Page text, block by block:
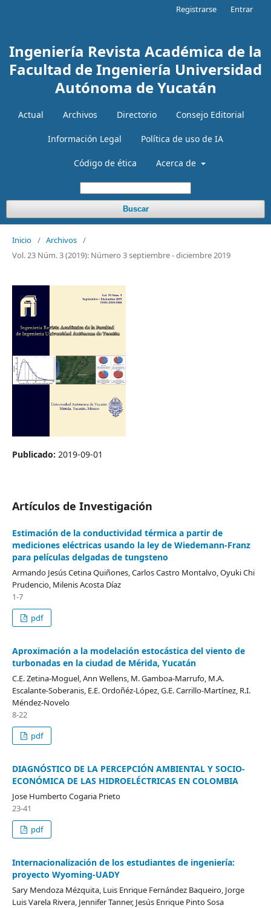
Ingeniería Revista Académica de la
Facultad de Ingeniería Universidad
Autónoma de Yucatán
Actual Archivos Directorio Consejo Editorial
Información Legal Política de uso de IA
Código de ética Acerca de
Buscar
Registrarse Entrar
Inicio / Archivos /
Vol. 23 Núm. 3 (2019): Número 3 septiembre - diciembre 2019
Publicado: 2019-09-01
Artículos de Investigación
Estimación de la conductividad térmica a partir de
mediciones eléctricas usando la ley de Wiedemann-Franz
para películas delgadas de tungsteno
Armando Jesús Cetina Quiñones, Carlos Castro Montalvo, Oyuki Chi
Prudencio, Milenis Acosta Díaz
1-7
pdf
Aproximación a la modelación estocástica del viento de
turbonadas en la ciudad de Mérida, Yucatán
C.E. Zetina-Moguel, Ann Wellens, M. Gamboa-Marrufo, M.A.
Escalante-Soberanis, E.E. Ordoñéz-López, G.E. Carrillo-Martínez, R.I.
Méndez-Novelo
8-22
pdf
DIAGNÓSTICO DE LA PERCEPCIÓN AMBIENTAL Y SOCIO-
ECONÓMICA DE LAS HIDROELÉCTRICAS EN COLOMBIA
Jose Humberto Cogaria Prieto
23-41
pdf
Internacionalización de los estudiantes de ingeniería:
proyecto Wyoming-UADY
Sary Mendoza Mézquita, Luis Enrique Fernández Baqueiro, Jorge
Luis Varela Rivera, Jennifer Tanner, Jesús Enrique Pinto Sosa